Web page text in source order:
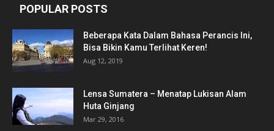
POPULAR POSTS
Beberapa Kata Dalam Bahasa Perancis Ini,
Bisa Bikin Kamu Terlihat Keren!
Aug 12, 2019
Lensa Sumatera – Menatap Lukisan Alam
Huta Ginjang
Mar 29, 2016